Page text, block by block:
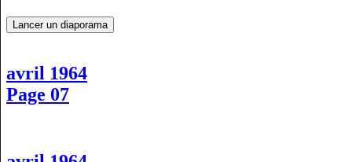
Lancer un diaporama
avril 1964
Page 07